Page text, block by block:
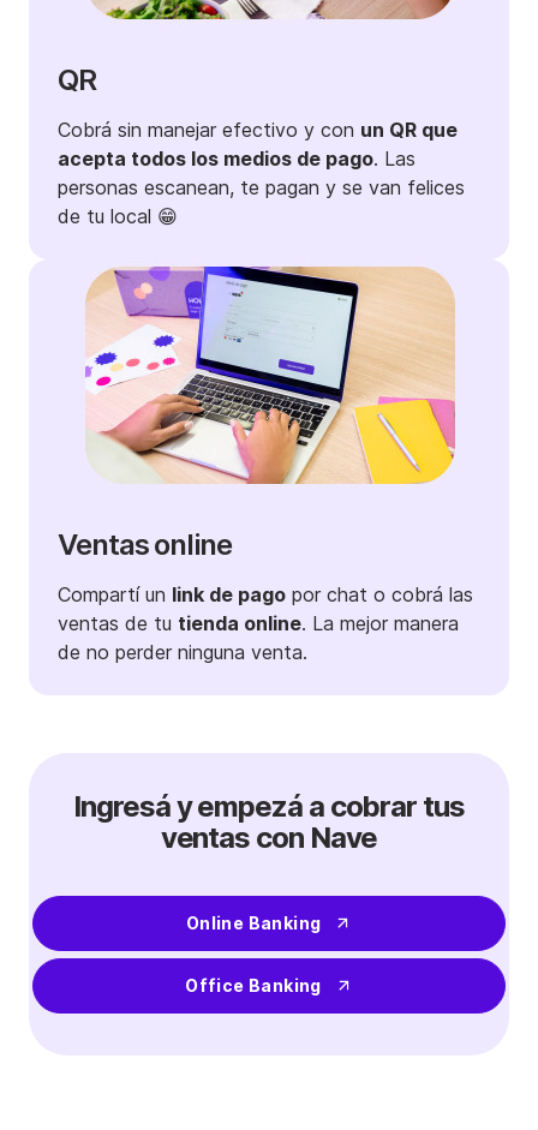
QR
Cobrá sin manejar efectivo y con un QR que
acepta todos los medios de pago. Las
personas escanean, te pagan y se van felices
de tu local 😁
Ventas online
Compartí un link de pago por chat o cobrá las
ventas de tu tienda online. La mejor manera
de no perder ninguna venta.
Ingresá y empezá a cobrar tus
ve ntas con Nave
Online Banking
Office Banking